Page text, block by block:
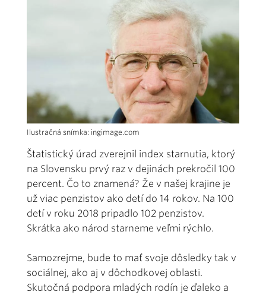
Ilustračná snímka: ingimage.com
Štatistický úrad zverejnil index starnutia, ktorý
na Slovensku prvý raz v dejinách prekročil 100
percent. Čo to znamená? Že v našej krajine je
už viac penzistov ako detí do 14 rokov. Na 100
detí v roku 2018 pripadlo 102 penzistov.
Skrátka ako národ starneme veľmi rýchlo.
Samozrejme, bude to mať svoje dôsledky tak v
sociálnej, ako aj v dôchodkovej oblasti.
Skutočná podpora mladých rodín je ďaleko a